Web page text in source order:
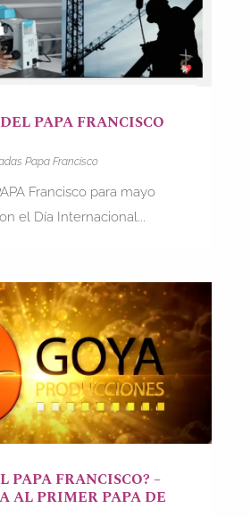
PAPA FRANCISCO
Papa Francisco
Francisco para mayo
el Día Internacional...
PAPA FRANCISCO? –
AL PRIMER PAPA DE